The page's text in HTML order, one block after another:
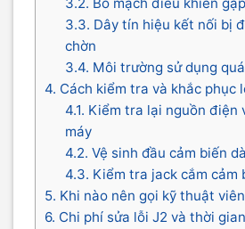
3.3. Dây tín hiệu kết nối bị
chờn
3.4. Môi trường sử dụng
4. Cách kiểm tra và khắc phục
4.1. Kiểm tra lại nguồn điện
máy
4.2. Vệ sinh đầu cảm biến
4.3. Kiểm tra jack cắm cảm
5. Khi nào nên gọi kỹ thuật
6. Chi phí sửa lỗi J2 và thời